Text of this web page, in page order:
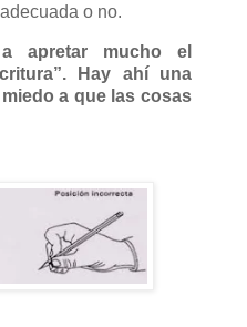
o no.
apretar mucho el
Hay ahí una
a que las cosas